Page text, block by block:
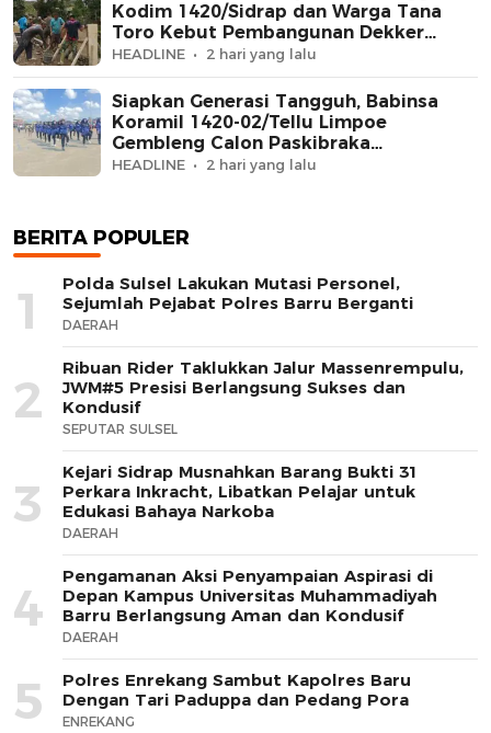
Kodim 1420/Sidrap dan Warga Tana
Toro Kebut Pembangunan Dekker
Jembatan Beton
HEADLINE 2 hari yang lalu
Siapkan Generasi Tangguh, Babinsa
Koramil 1420-02/Tellu Limpoe
Gembleng Calon Paskibraka
Kecamatan
HEADLINE 2 hari yang lalu
BERITA POPULER
1
Polda Sulsel Lakukan Mutasi Personel,
Sejumlah Pejabat Polres Barru Berganti
DAERAH
2
Ribuan Rider Taklukkan Jalur Massenrempulu,
JWM#5 Presisi Berlangsung Sukses dan
Kondusif
SEPUTAR SULSEL
3
Kejari Sidrap Musnahkan Barang Bukti 31
Perkara Inkracht, Libatkan Pelajar untuk
Edukasi Bahaya Narkoba
DAERAH
4
Pengamanan Aksi Penyampaian Aspirasi di
Depan Kampus Universitas Muhammadiyah
Barru Berlangsung Aman dan Kondusif
DAERAH
5
Polres Enrekang Sambut Kapolres Baru
Dengan Tari Paduppa dan Pedang Pora
ENREKANG